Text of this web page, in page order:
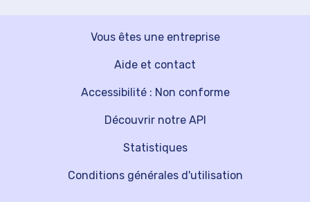
Vous êtes une entreprise
Découvrir notre API
Aide et contact
Statistiques
Accessibilité : Non conforme
Conditions générales d'utilisation